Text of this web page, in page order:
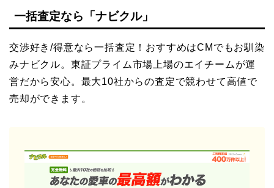
一括査定なら「ナビクル」
交渉好き/得意なら一括査定！おすすめはCMでもお馴染
みナビクル。東証プライム市場上場のエイチームが運
営だから安心。最大10社からの査定で競わせて高値で
売却ができます。